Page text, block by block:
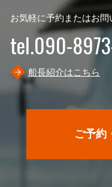
お気軽に予約またはお問
tel.090-
船長紹介はこちら
ご予約